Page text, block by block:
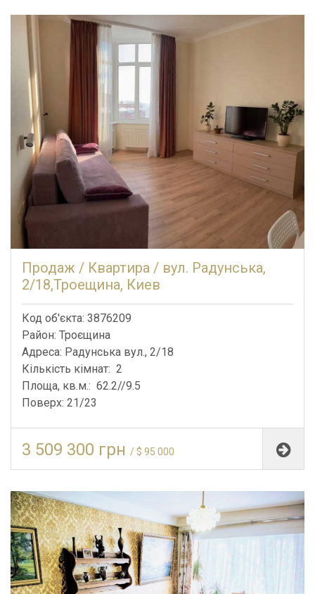
Продаж / Квартира / вул. Радунська,
2/18,Троещина, Киев
Код об'єкта: 3876209
Район: Троєщина
Адреса: Радунська вул., 2/18
Кількість кімнат: 2
Площа, кв.м.: 62.2//9.5
Поверх: 21/23
3 509 300 грн / $ 95 000